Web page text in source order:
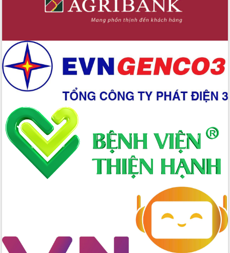
Giai đoạn 2026-2030, Đắk Lắk phấn
đấu có 77% xã đạt chuẩn nông thôn
Chuyển đổi số 'mở đường' cho nông
nghiệp Đắk Lắk tăng trưởng bứt phá
Triển khai đồng bộ đo đạc, lập hồ sơ
địa chính, hoàn thiện cơ sở dữ liệu đất
đai
Ứng dụng sinh trắc học - Bước tiến
trong hành trình chuyển đổi số tại Đắk
Lắk
Đắk Lắk nâng cao hiệu quả công tác
Đảng từ Sổ tay đảng viên điện tử
Đắk Lắk đẩy mạnh nuôi biển công
nghệ, hướng tới phát triển thủy sản
Quyền của người tiêu dùng Việt Nam
2026